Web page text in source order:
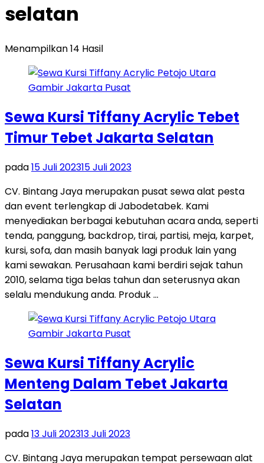
selatan
Menampilkan 14 Hasil
Sewa Kursi Tiffany Acrylic Tebet
Timur Tebet Jakarta Selatan
pada15 Juli 202315 Juli 2023
CV. Bintang Jaya merupakan pusat sewa alat pesta
dan event terlengkap di Jabodetabek. Kami
menyediakan berbagai kebutuhan acara anda, seperti
tenda, panggung, backdrop, tirai, partisi, meja, karpet,
kursi, sofa, dan masih banyak lagi produk lain yang
kami sewakan. Perusahaan kami berdiri sejak tahun
2010, selama tiga belas tahun dan seterusnya akan
selalu mendukung anda. Produk …
Sewa Kursi Tiffany Acrylic
Menteng Dalam Tebet Jakarta
Selatan
pada13 Juli 202313 Juli 2023
CV. Bintang Jaya merupakan tempat persewaan alat